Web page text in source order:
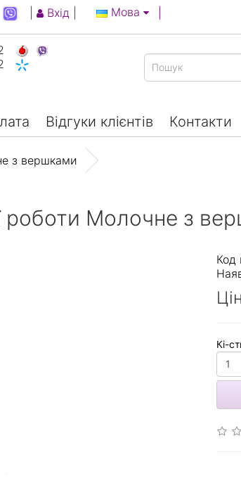
Вхід Мова
Відгуки клієнтів Контакти
з вершками
роботи Молочне з
Код
Кі-